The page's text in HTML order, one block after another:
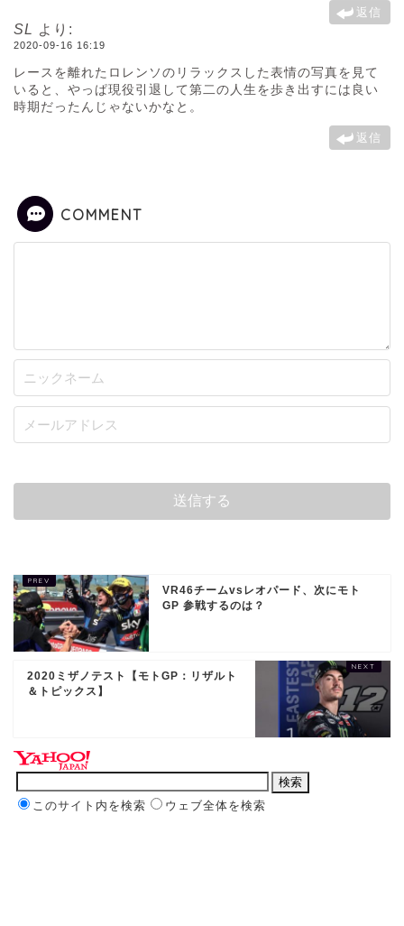
返信
SL より:
2020-09-16 16:19
レースを離れたロレンソのリラックスした表情の写真を見て
いると、やっぱ現役引退して第二の人生を歩き出すには良い
時期だったんじゃないかなと。
返信
COMMENT
VR46チームvsレオパード、次にモト
GP 参戦するのは？
2020ミザノテスト【モトGP：リザルト
＆トピックス】
このサイト内を検索 ウェブ全体を検索